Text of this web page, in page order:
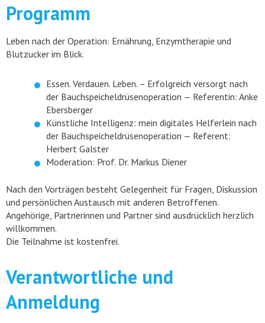
Programm
Leben nach der Operation: Ernährung, Enzymtherapie und
Blutzucker im Blick.
Essen. Verdauen. Leben. – Erfolgreich versorgt nach
der Bauchspeicheldrüsenoperation — Referentin: Anke
Ebersberger
Künstliche Intelligenz: mein digitales Helferlein nach
der Bauchspeicheldrüsenoperation — Referent:
Herbert Galster
Moderation: Prof. Dr. Markus Diener
Nach den Vorträgen besteht Gelegenheit für Fragen, Diskussion
und persönlichen Austausch mit anderen Betroffenen.
Angehörige, Partnerinnen und Partner sind ausdrücklich herzlich
willkommen.
Die Teilnahme ist kostenfrei.
Verantwortliche und
Anmeldung